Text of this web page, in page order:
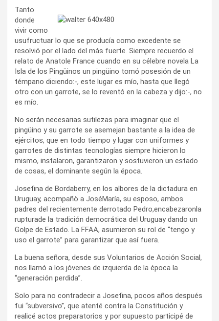
Tanto
donde
vivir como
usufructuar lo que se producía como excedente se
resolvió por el lado del más fuerte. Siempre recuerdo el
relato de Anatole France cuando en su célebre novela La
Isla de los Pingüinos un pingüino tomó posesión de un
témpano diciendo:-, este lugar es mío, hasta que llegó
otro con un garrote, se lo reventó en la cabeza y dijo:-, no
es mío.
No serán necesarias sutilezas para imaginar que el
pingüino y su garrote se asemejan bastante a la idea de
ejércitos, que en todo tiempo y lugar con uniformes y
garrotes de distintas tecnologías siempre hicieron lo
mismo, instalaron, garantizaron y sostuvieron un estado
de cosas, el dominante según la época.
Josefina de Bordaberry, en los albores de la dictadura en
Uruguay, acompañò a JoséMaría, su esposo, ambos
padres del recientemente derrotado Pedro,encabezaronla
rupturade la tradición democrática del Uruguay dando un
Golpe de Estado. La FFAA, asumieron su rol de “tengo y
uso el garrote” para garantizar que así fuera.
La buena señora, desde sus Voluntarios de Acción Social,
nos llamó a los jóvenes de izquierda de la época la
“generación perdida”.
Solo para no contradecir a Josefina, pocos años después
fui “subversivo”, que atenté contra la Constitución y
realicé actos preparatorios y por supuesto participé de